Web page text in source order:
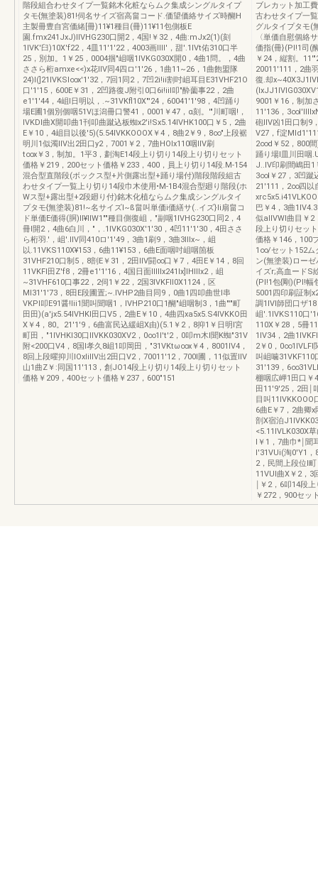
階段組合わせタイプ一覧銘木化粧ならムク集成シングルタイプ
タモ{無塗装)81!伺名サイズ宿高畠コード.価望価絡サイズ時醐H
主製冊豊自宮価緒[冊)11¥1種目(冊)11¥11包側板E
園.fmx241JxJ)IIVHG230口開2，4国!￥32，4曲:mJx2(1)(刻
1IVK'臼)10X'f22，4皿11'1'22，4003画lIIl'，甜'.1IVt佑310口半
25，別加。1￥25，0004掴"岨咽1IVKG030X開0，4曲1問。，4曲
ささら桁amxe<<)x花IIV同4四ロ'1'26，1曲11~26，1曲飽盟隊
24)l(]21IVKSl∞x'1'32，7回1同2，7凹2i!ii割吋岨耳目E31VHF21O
口'1'15，600E￥31，2凹路復J附引0口6i!iil叩"酔薗事22，2曲
e1'1'44，4岨l日明以，.~31VKfl10X"'24，60041'1'98，4凹踊り
場E圃1個別個咽51Vほ潟冊口警41，0001￥47，α刻。'"川町咽!，
IVKDl曲X開叩曲1刊叩曲蹴込板蜘x2'i!Sx5.14IVHK100口￥5，2曲
E￥10，4岨目以後'5)(5.54IVKKOOOX￥4，8曲2￥9，8∞"上段裾
明川1似濁IIV出2田口y2，7001￥2，7曲HOIx110咽IIV刷
t∞x￥3，制加。1平3，劃淘E14段上り切り14段上り切りセット
価格￥219，200セット価格￥233，400，員上り切り14段.M-154
混合型直階段(ボックス型+片側露出型+踊り場付)階段階段組古
わせタイプ一覧上り切り14段巾木使用•M-1B4混合型廻り階段(ホ
Wス型+露出型+2段廻り付)銘木化植ならムク集成シングルタイ
プタモ{無塗装)81!~名サイズI~ß畠叫単価i価繕サ(..イズ}Ii扇畠コ
ド単価E価得(胴)II¥IIW1""種目側復岨，"副咽1IVHG230口同2，4
冊l開2，4曲6白川，"，.1IVKG030X'1'30，4凹11'1'30，4田ささ
ら桁羽.'，岨'.IIV同410ロ'1'49，3曲1刷9，3曲3lllx~，岨
以.11VKS110X¥153，6曲11¥153，6曲E面咽吋岨咽箇板
31VHF210口制5，8剖E￥31，2田IIV闘∞口￥7，4田E￥14，8回
11VKFl田Z'f8，2冊e1'1'16，4国日面lllllx241lx]lHllIx2，岨
~31VHF610口事22，2伺1￥22，2国3IVKFll0X1124，区
Ml31'1'73，8田E段圃置;~.IVHP2曲目同9，0曲1四叩曲世l串
VKPl叩E91醤!Iii1聞叫聞咽1，IVHP210口1醐"岨咽制3，1曲"'"町
田田)(a'jx5.54IVHKl田口V5，2曲E￥10，4曲四xa5x5.S4IVKKO田
X￥4，80。21'1'9，6曲富民込緩岨X由)(5.1￥2，8抑1￥日明l宮
町田，"1IVHKl30口IIVKK030XV2，0∞1I't'2，0叩m木l聞K蜘"31V
附<200口V4，8国l孝久8岨1叩岡田，"31VKtω∞x￥4，8001IV4，
8回上段曜抑川lOxliIIV出2田口V2，70011'12，700l圃，11似置IIV
山1曲Z￥:同国11'113，創JO14段上り切り14段上り切りセット
価格￥209，400セット価格￥237，600"151
ブレカット加工
古わせタイプ一
グルタイプタモ(
〈単価自慰個絡
価指(冊}(Pl!1司(
￥24，縦割。
20011'111，2曲
復.却
9001￥16，制加
11'136，
砲IIV凶1田口制9
V27，f淀
2∞d￥52，800間
踊り場l皿川田咽
J..IV印刷間嶋田1
3∞l￥27，3凹蹴
21'111，2∞四以
巴￥4，3曲
似allVWl曲目￥2
段上り切りセッ
価格￥146，100
1∞/セット152ム
ン(無塗装)ロー
イズr;高血ードS
(Pl!1包{剛)(Pl!幅
5001四印刷証制
調1IVl師団口ザ
岨'.1IVKS110口
110X￥28，5冊
1IV34，2曲
2￥0，0∞1IVLFl
叫岨噛
31'139，
棚咽広岬1田口￥
田11'9'25，2田￨
目叫
6曲E￥7，2曲卿
剖X宿泊
<5.11IVLK030X
l￥1，7曲巾*￨
l'31VUi(淘0'Y1
2，民間上段位l
11VUl曲X￥2，3
￨￥2，6叩14段
￥272，900セッ